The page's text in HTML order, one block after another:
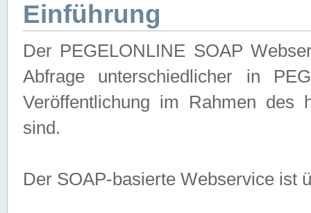
Einführung
Der PEGELONLINE SOAP
Abfrage unterschiedlicher in
Veröffentlichung im Rahmen des
sind.
Der SOAP-basierte Webservice ist